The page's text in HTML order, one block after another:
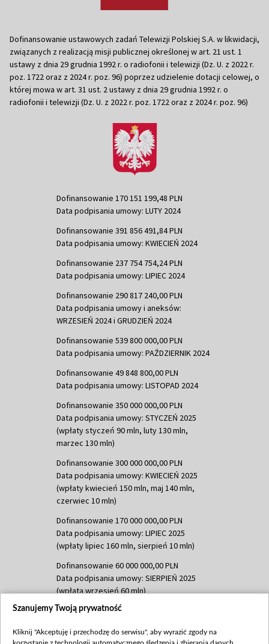
Dofinansowanie ustawowych zadań Telewizji Polskiej S.A. w likwidacji,
związanych z realizacją misji publicznej określonej w art. 21 ust. 1
ustawy z dnia 29 grudnia 1992 r. o radiofonii i telewizji (Dz. U. z 2022 r.
poz. 1722 oraz z 2024 r. poz. 96) poprzez udzielenie dotacji celowej, o
której mowa w art. 31 ust. 2 ustawy z dnia 29 grudnia 1992 r. o
radiofonii i telewizji (Dz. U. z 2022 r. poz. 1722 oraz z 2024 r. poz. 96)
Dofinansowanie 170 151 199,48 PLN
Data podpisania umowy: LUTY 2024
Dofinansowanie 391 856 491,84 PLN
Data podpisania umowy: KWIECIEŃ 2024
Dofinansowanie 237 754 754,24 PLN
Data podpisania umowy: LIPIEC 2024
Dofinansowanie 290 817 240,00 PLN
Data podpisania umowy i aneksów:
WRZESIEŃ 2024 i GRUDZIEŃ 2024
Dofinansowanie 539 800 000,00 PLN
Data podpisania umowy: PAŹDZIERNIK 2024
Dofinansowanie 49 848 800,00 PLN
Data podpisania umowy: LISTOPAD 2024
Dofinansowanie 350 000 000,00 PLN
Data podpisania umowy: STYCZEŃ 2025
(wpłaty styczeń 90 mln, luty 130 mln,
marzec 130 mln)
Dofinansowanie 300 000 000,00 PLN
Data podpisania umowy: KWIECIEŃ 2025
(wpłaty kwiecień 150 mln, maj 140 mln,
czerwiec 10 mln)
Dofinansowanie 170 000 000,00 PLN
Data podpisania umowy: LIPIEC 2025
(wpłaty lipiec 160 mln, sierpień 10 mln)
Dofinansowanie 60 000 000,00 PLN
Data podpisania umowy: SIERPIEŃ 2025
(wpłata wrzesień 60 mln)
Dofinansowanie 635 783 051,21 PLN
(wpłata wrzesień 100 mln, październik 350
Szanujemy Twoją prywatność
Kliknij "Akceptuję i przechodzę do serwisu", aby wyrazić zgody na